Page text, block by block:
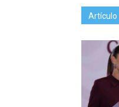
Artículo